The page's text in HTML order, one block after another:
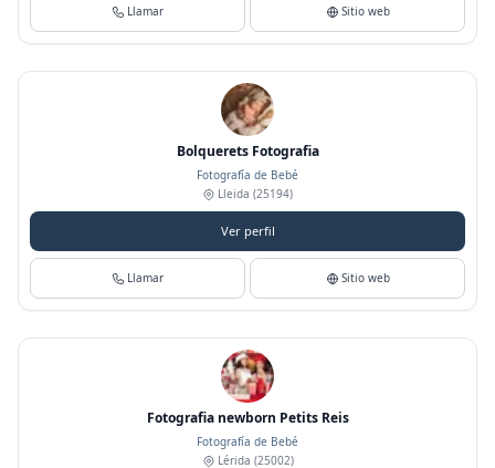
Llamar Sitio web
Bolquerets Fotografia
Fotografía de Bebé
Lleida (25194)
Ver perfil
Llamar Sitio web
Fotografia newborn Petits Reis
Fotografía de Bebé
Lérida (25002)